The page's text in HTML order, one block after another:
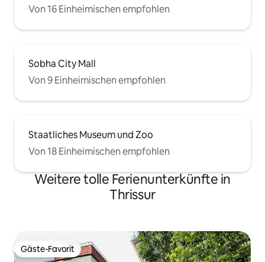
Von 16 Einheimischen empfohlen
Sobha City Mall
Von 9 Einheimischen empfohlen
Staatliches Museum und Zoo
Von 18 Einheimischen empfohlen
Weitere tolle Ferienunterkünfte in
Thrissur
Gäste-Favorit
Gäste-Favorit